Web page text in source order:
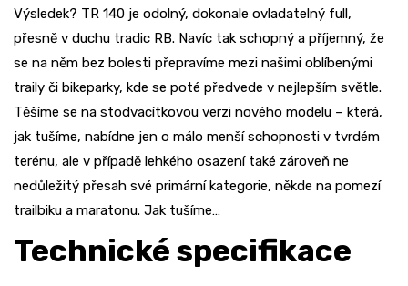
Výsledek? TR 140 je odolný, dokonale ovladatelný full,
přesně v duchu tradic RB. Navíc tak schopný a příjemný, že
se na něm bez bolesti přepravíme mezi našimi oblíbenými
traily či bikeparky, kde se poté předvede v nejlepším světle.
Těšíme se na stodvacítkovou verzi nového modelu – která,
jak tušíme, nabídne jen o málo menší schopnosti v tvrdém
terénu, ale v případě lehkého osazení také zároveň ne
nedůležitý přesah své primární kategorie, někde na pomezí
trailbiku a maratonu. Jak tušíme…
Technické specifikace